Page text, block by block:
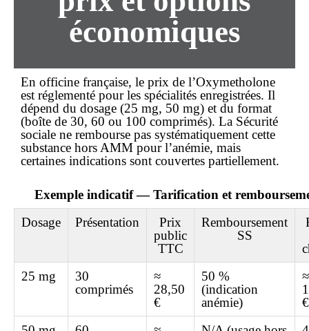
économiques
En officine française, le prix de l’Oxymetholone
est réglementé pour les spécialités enregistrées. Il
dépend du dosage (25 mg, 50 mg) et du format
(boîte de 30, 60 ou 100 comprimés). La Sécurité
sociale ne rembourse pas systématiquement cette
substance hors AMM pour l’anémie, mais
certaines indications sont couvertes partiellement.
Exemple indicatif — Tarification et
Dosage
Présentation
Prix
public
TTC
Remboursement
SS
25 mg
30
comprimés
≈
28,50
€
50 %
(indication
anémie)
≈
€